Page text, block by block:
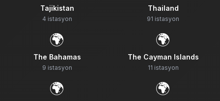
Tajikistan
4 istasyon
Thailand
91 istasyon
🌍
The Bahamas
9 istasyon
🌍
The Cayman Islands
11 istasyon
🌍 🌍